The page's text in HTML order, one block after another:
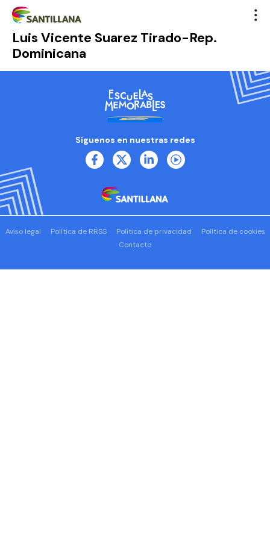
Luis Vicente Suarez Tirado-Rep.
Dominicana
Síguenos en nuestras redes
Aviso legal Política de RRSS Política de privacidad
Política de cookies
Contacto